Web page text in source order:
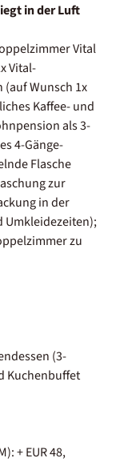
in der Luft
Vital
Vital-
Wunsch 1x
Kaffee- und
als 3-
4-Gänge-
Flasche
zur
in der
Umkleidezeiten);
zu
(3-
Kuchenbuffet
+ EUR 48,